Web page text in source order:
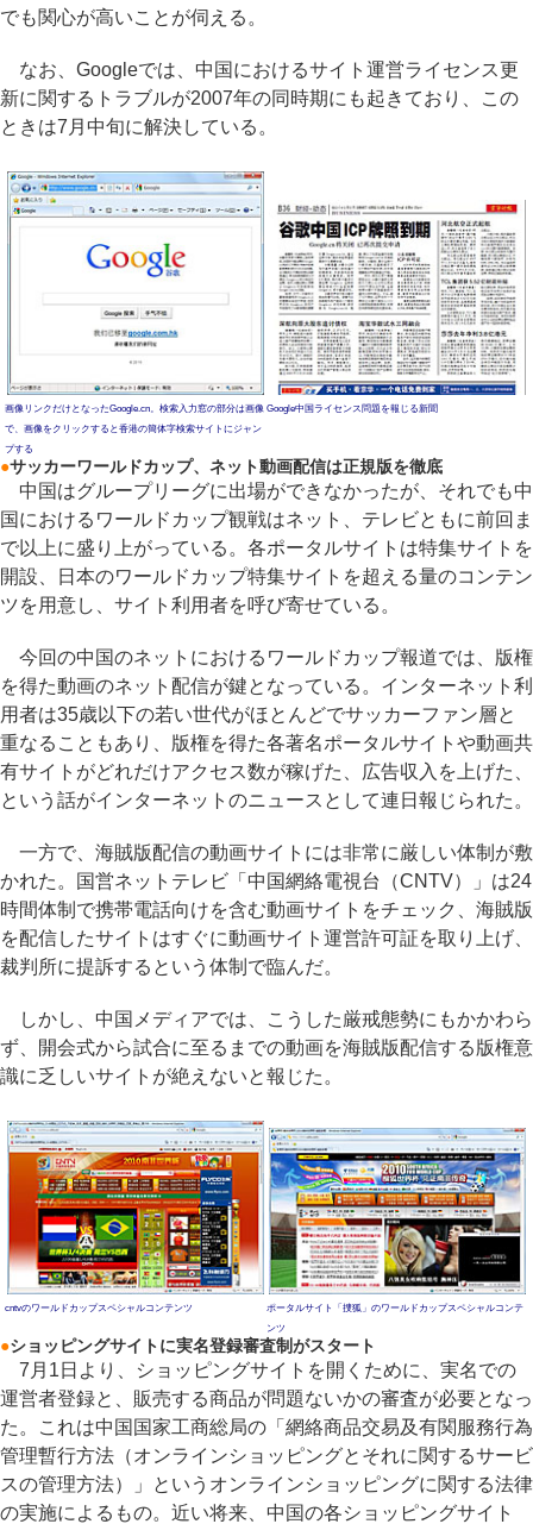
でも関心が高いことが伺える。
なお、Googleでは、中国におけるサイト運営ライセンス更
新に関するトラブルが2007年の同時期にも起きており、この
ときは7月中旬に解決している。
画像リンクだけとなったGoogle.cn。検索入力窓の部分は画像
で、画像をクリックすると香港の簡体字検索サイトにジャン
プする
Google中国ライセンス問題を報じる新聞
●サッカーワールドカップ、ネット動画配信は正規版を徹底
中国はグループリーグに出場ができなかったが、それでも中
国におけるワールドカップ観戦はネット、テレビともに前回ま
で以上に盛り上がっている。各ポータルサイトは特集サイトを
開設、日本のワールドカップ特集サイトを超える量のコンテン
ツを用意し、サイト利用者を呼び寄せている。
今回の中国のネットにおけるワールドカップ報道では、版権
を得た動画のネット配信が鍵となっている。インターネット利
用者は35歳以下の若い世代がほとんどでサッカーファン層と
重なることもあり、版権を得た各著名ポータルサイトや動画共
有サイトがどれだけアクセス数が稼げた、広告収入を上げた、
という話がインターネットのニュースとして連日報じられた。
一方で、海賊版配信の動画サイトには非常に厳しい体制が敷
かれた。国営ネットテレビ「中国網絡電視台（CNTV）」は24
時間体制で携帯電話向けを含む動画サイトをチェック、海賊版
を配信したサイトはすぐに動画サイト運営許可証を取り上げ、
裁判所に提訴するという体制で臨んだ。
しかし、中国メディアでは、こうした厳戒態勢にもかかわら
ず、開会式から試合に至るまでの動画を海賊版配信する版権意
識に乏しいサイトが絶えないと報じた。
cntvのワールドカップスペシャルコンテンツ
ポータルサイト「捜狐」のワールドカップスペシャルコンテ
ンツ
●ショッピングサイトに実名登録審査制がスタート
7月1日より、ショッピングサイトを開くために、実名での
運営者登録と、販売する商品が問題ないかの審査が必要となっ
た。これは中国国家工商総局の「網絡商品交易及有関服務行為
管理暫行方法（オンラインショッピングとそれに関するサービ
スの管理方法）」というオンラインショッピングに関する法律
の実施によるもの。近い将来、中国の各ショッピングサイト